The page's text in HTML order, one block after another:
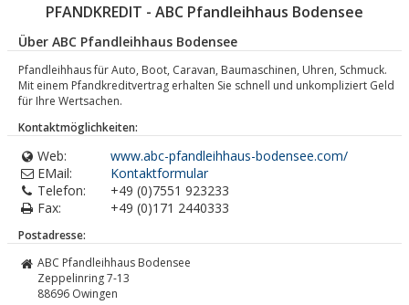
PFANDKREDIT - ABC Pfandleihhaus Bodensee
Über ABC Pfandleihhaus Bodensee
Pfandleihhaus für Auto, Boot, Caravan, Baumaschinen, Uhren, Schmuck.
Mit einem Pfandkreditvertrag erhalten Sie schnell und unkompliziert Geld
für Ihre Wertsachen.
Kontaktmöglichkeiten:
Web:
www.abc-pfandleihhaus-bodensee.com/
EMail:
Kontaktformular
Telefon:
+49 (0)7551 923233
Fax:
+49 (0)171 2440333
Postadresse:
ABC Pfandleihhaus Bodensee
Zeppelinring 7-13
88696 Owingen